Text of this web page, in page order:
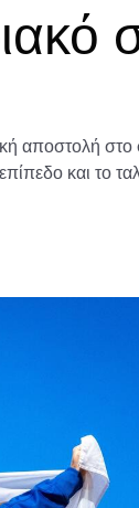
αποστολή στο
και το